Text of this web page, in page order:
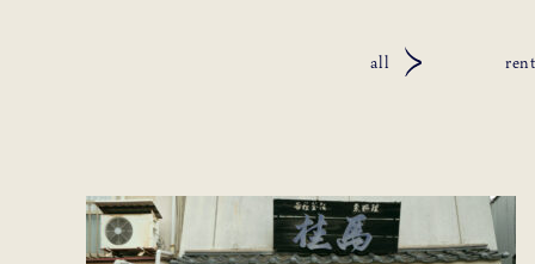
all